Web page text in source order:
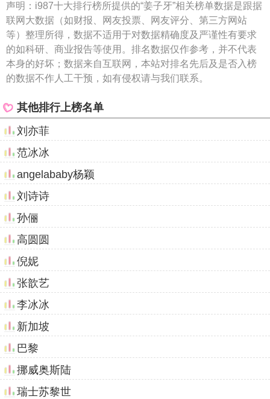
声明： i987十大排行榜所提供的“姜子牙”相关榜单数据是跟据
联网大数据（如财报、网友投票、网友评分、第三方网站
等）整理所得，数据不适用于对数据精确度及严谨性有要求
的如科研、商业报告等使用。排名数据仅作参考，并不代表
本身的好坏；数据来自互联网，本站对排名先后及是否入榜
的数据不作人工干预，如有侵权请与我们联系。
其他排行上榜名单
刘亦菲
范冰冰
angelababy杨颖
刘诗诗
孙俪
高圆圆
倪妮
张歆艺
李冰冰
新加坡
巴黎
挪威奥斯陆
瑞士苏黎世